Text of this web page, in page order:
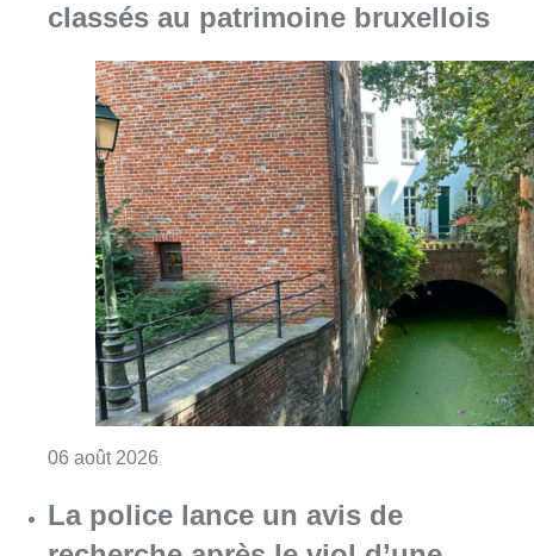
classés au patrimoine bruxellois
06 août 2026
La police lance un avis de